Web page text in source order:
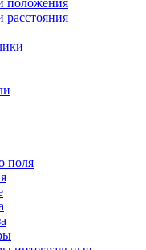
положения
расстояния
поля